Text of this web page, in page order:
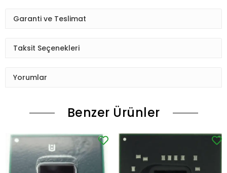
Garanti ve Teslimat
Taksit Seçenekleri
Yorumlar
Benzer Ürünler